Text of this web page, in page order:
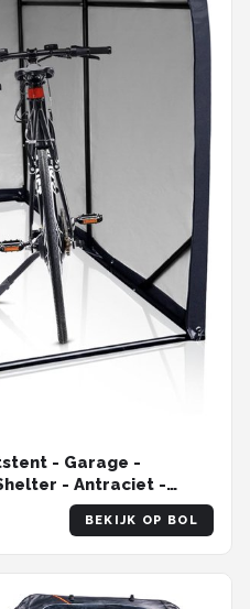
- Garage -
- Antraciet -
176 x 120 x 163 cm
BEKIJK OP BOL